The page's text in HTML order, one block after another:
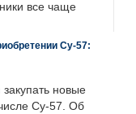
все чаще
Су-57:
новые
Су-57. Об